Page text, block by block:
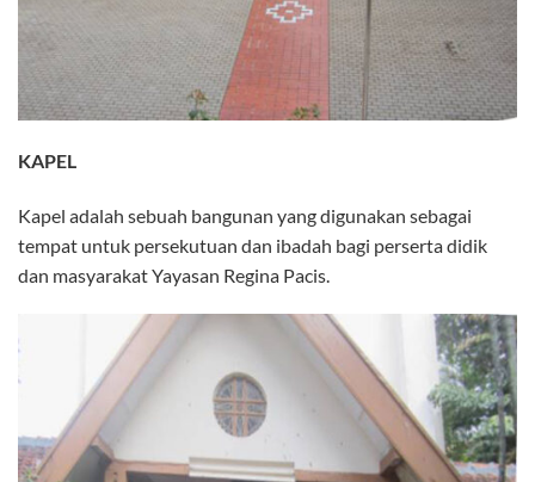
KAPEL
Kapel adalah sebuah bangunan yang digunakan sebagai
tempat untuk persekutuan dan ibadah bagi perserta didik
dan masyarakat Yayasan Regina Pacis.